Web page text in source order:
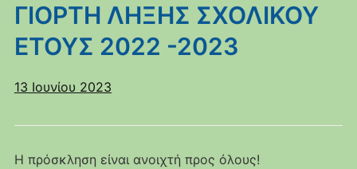
ΓΙΟΡΤΗ ΛΗΞΗΣ ΣΧΟΛΙΚΟΥ
ΕΤΟΥΣ 2022 -2023
13 Ιουνίου 2023
Η πρόσκληση είναι ανοιχτή προς όλους!